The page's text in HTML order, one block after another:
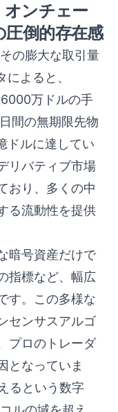
オンチェー
倒的存在感
の膨大な取引量
よると、
万ドルの手
間の無期限先物
ドルに達してい
リバティブ市場
おり、多くの中
る流動性を提供
暗号資産だけで
指標など、幅広
す。この多様な
センサスアルゴ
プロのトレーダ
となっていま
るという数字